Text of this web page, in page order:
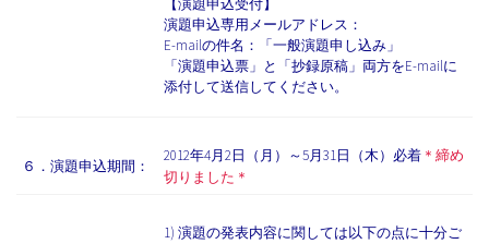
【演題申込受付】
演題申込専用メールアドレス：
E-mailの件名：「一般演題申し込み」
「演題申込票」と「抄録原稿」両方をE-mailに
添付して送信してください。
６．演題申込期間：
2012年4月2日（月）～5月31日（木）必着 ＊締め
切りました＊
1) 演題の発表内容に関しては以下の点に十分ご